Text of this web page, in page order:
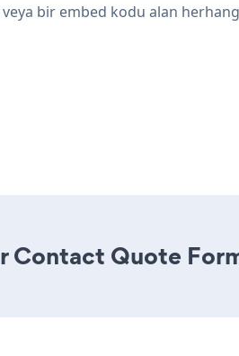
bir embed kodu alan
Quote